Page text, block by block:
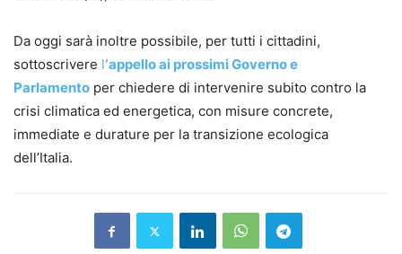
Da oggi sarà inoltre possibile, per tutti i cittadini,
sottoscrivere l‘appello ai prossimi Governo e
Parlamento per chiedere di intervenire subito contro la
crisi climatica ed energetica, con misure concrete,
immediate e durature per la transizione ecologica
dell’Italia.